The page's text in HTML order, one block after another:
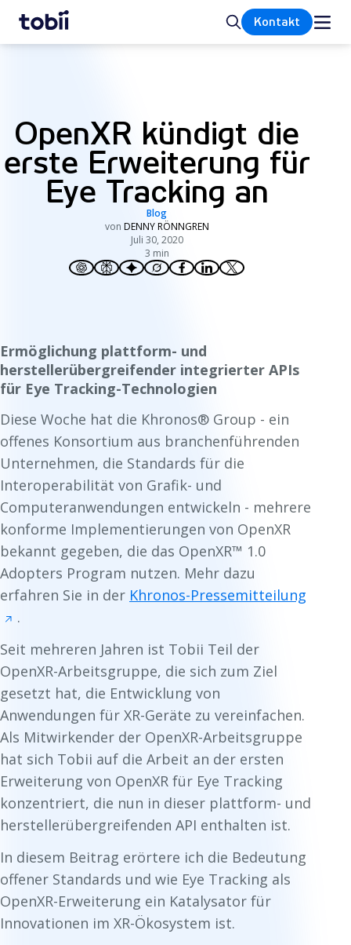
Startseite SucheKontakt
OpenXR kündigt die
erste Erweiterung für
Eye Tracking an
Blog
von DENNY RÖNNGREN
Juli 30, 2020
3 min
Ermöglichung plattform- und
herstellerübergreifender integrierter APIs
für Eye Tracking-Technologien
Diese Woche hat die Khronos® Group - ein
offenes Konsortium aus branchenführenden
Unternehmen, die Standards für die
Interoperabilität von Grafik- und
Computeranwendungen entwickeln - mehrere
konforme Implementierungen von OpenXR
bekannt gegeben, die das OpenXR™ 1.0
Adopters Program nutzen. Mehr dazu
erfahren Sie in der Khronos-Pressemitteilung
.
Seit mehreren Jahren ist Tobii Teil der
OpenXR-Arbeitsgruppe, die sich zum Ziel
gesetzt hat, die Entwicklung von
Anwendungen für XR-Geräte zu vereinfachen.
Als Mitwirkender der OpenXR-Arbeitsgruppe
hat sich Tobii auf die Arbeit an der ersten
Erweiterung von OpenXR für Eye Tracking
konzentriert, die nun in dieser plattform- und
herstellerübergreifenden API enthalten ist.
In diesem Beitrag erörtere ich die Bedeutung
offener Standards und wie Eye Tracking als
OpenXR-Erweiterung ein Katalysator für
Innovationen im XR-Ökosystem ist.